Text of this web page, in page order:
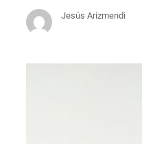
Jesús Arizmendi